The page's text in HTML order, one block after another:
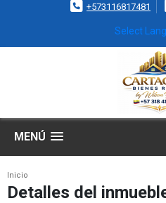
+573116817481
Select
MENÚ
Inicio
Detalles del